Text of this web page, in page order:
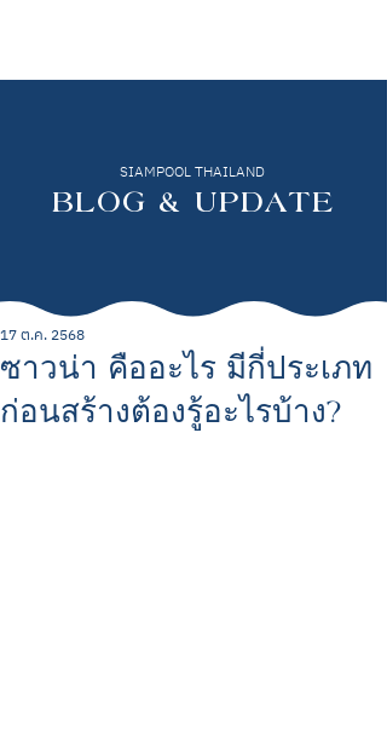
SIAMPOOL THAILAND
BLOG & UPDATE
ซาวน่า คืออะไร มีกี่ประเภท
ก่อนสร้างต้องรู้อะไรบ้าง?
17 ต.ค. 2568